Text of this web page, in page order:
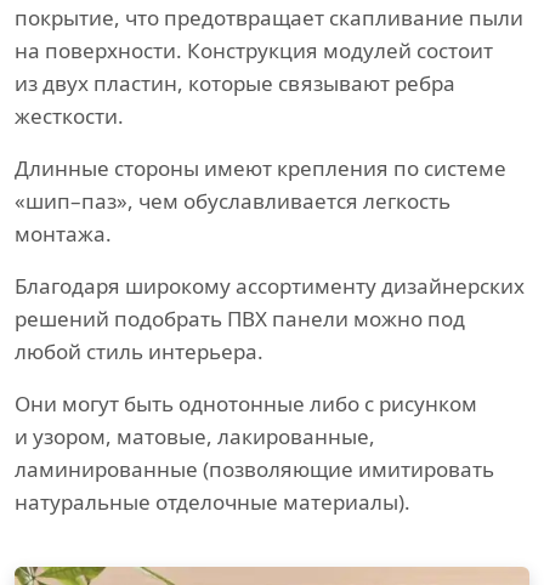
покрытие, что предотвращает скапливание пыли
на поверхности. Конструкция модулей состоит
из двух пластин, которые связывают ребра
жесткости.
Длинные стороны имеют крепления по системе
«шип–паз», чем обуславливается легкость
монтажа.
Благодаря широкому ассортименту дизайнерских
решений подобрать ПВХ панели можно под
любой стиль интерьера.
Они могут быть однотонные либо с рисунком
и узором, матовые, лакированные,
ламинированные (позволяющие имитировать
натуральные отделочные материалы).